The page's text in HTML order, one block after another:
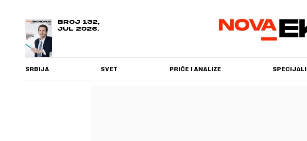
BROJ 132,
JUL 2026.
SRBIJA SVET PRIČE I ANALIZE SPECIJALI